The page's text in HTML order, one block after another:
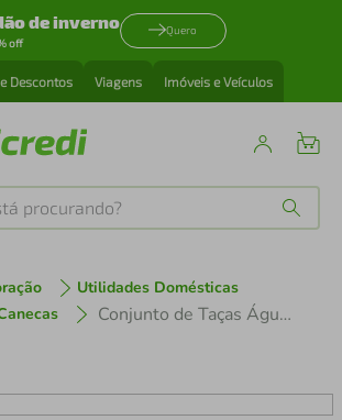
de inverno
off
Quero
Descontos Viagens Imóveis e Veículos
Utilidades Domésticas
Conjunto de Taças Água Vinho Cristal 360ml 6 Peças Hauskraft